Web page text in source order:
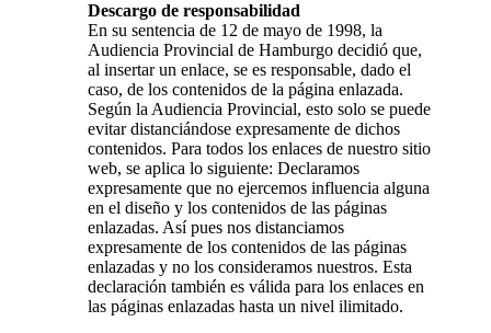
Descargo de responsabilidad
En su sentencia de 12 de mayo de 1998, la
Audiencia Provincial de Hamburgo decidió que,
al insertar un enlace, se es responsable, dado el
caso, de los contenidos de la página enlazada.
Según la Audiencia Provincial, esto solo se puede
evitar distanciándose expresamente de dichos
contenidos. Para todos los enlaces de nuestro sitio
web, se aplica lo siguiente: Declaramos
expresamente que no ejercemos influencia alguna
en el diseño y los contenidos de las páginas
enlazadas. Así pues nos distanciamos
expresamente de los contenidos de las páginas
enlazadas y no los consideramos nuestros. Esta
declaración también es válida para los enlaces en
las páginas enlazadas hasta un nivel ilimitado.